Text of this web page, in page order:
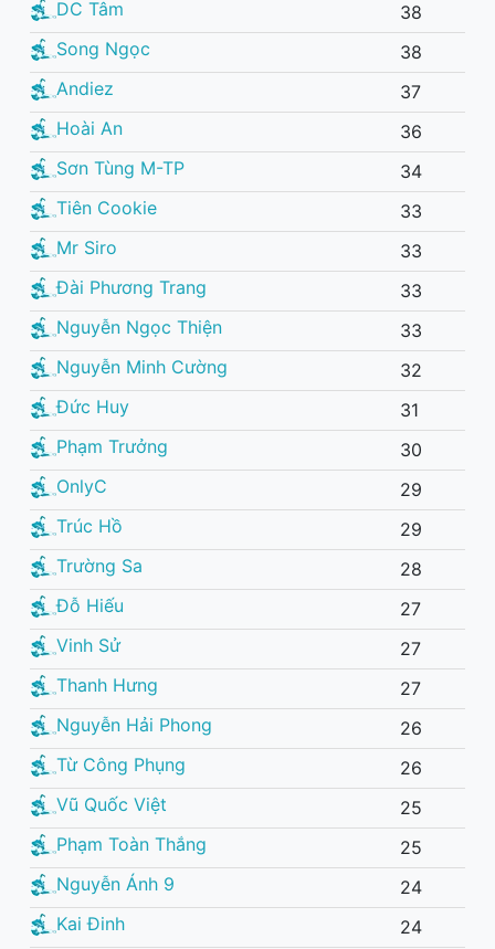
DC Tâm
38
Song Ngọc
38
Andiez
37
Hoài An
36
Sơn Tùng M-TP
34
Tiên Cookie
33
Mr Siro
33
Đài Phương Trang
33
Nguyễn Ngọc Thiện
33
Nguyễn Minh Cường
32
Đức Huy
31
Phạm Trưởng
30
OnlyC
29
Trúc Hồ
29
Trường Sa
28
Đỗ Hiếu
27
Vinh Sử
27
Thanh Hưng
27
Nguyễn Hải Phong
26
Từ Công Phụng
26
Vũ Quốc Việt
25
Phạm Toàn Thắng
25
Nguyễn Ánh 9
24
Kai Đinh
24